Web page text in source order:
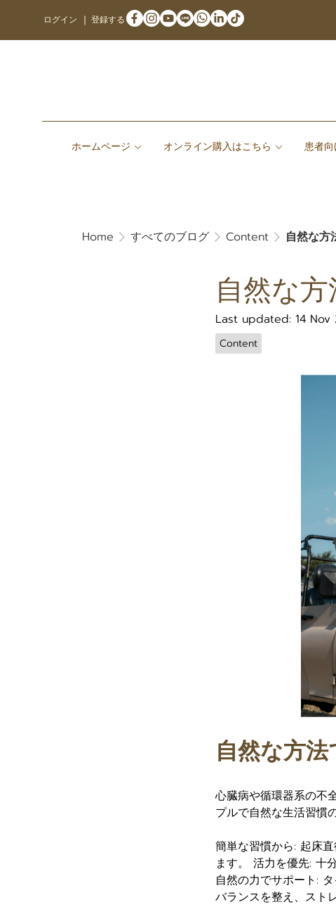
ログイン 登録する
ホームページ オンライン購入はこちら 患者
Home すべてのブログ Content 自然な方
自然な
Last updated: 14 Nov
Content
自然な方
心臓病や循環器系の不
プルで自然な生活習慣
簡単な習慣から: 起床
ます。 活力を優先: 十
自然の力でサポート:
バランスを整え、スト